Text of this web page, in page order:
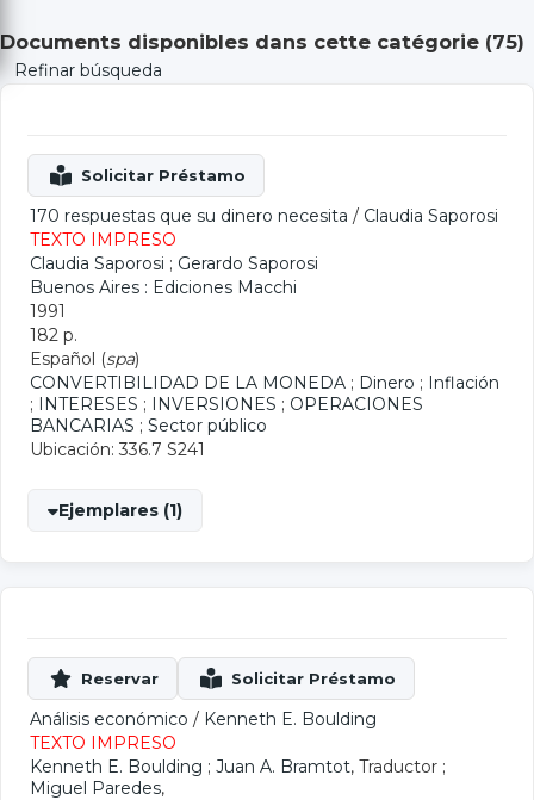
Documents disponibles dans cette catégorie (75)
Refinar búsqueda
170 respuestas que su dinero necesita / Claudia Saporosi
TEXTO IMPRESO
Claudia Saporosi ; Gerardo Saporosi
Buenos Aires : Ediciones Macchi
1991
182 p.
Español (spa)
CONVERTIBILIDAD DE LA MONEDA ; Dinero ; Inflación
; INTERESES ; INVERSIONES ; OPERACIONES
BANCARIAS ; Sector público
Ubicación: 336.7 S241
Ejemplares (1)
Análisis económico / Kenneth E. Boulding
TEXTO IMPRESO
Kenneth E. Boulding ; Juan A. Bramtot, Traductor ;
Miguel Paredes,